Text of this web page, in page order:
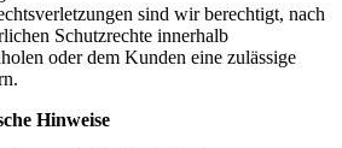
sind wir berechtigt, nach
Schutzrechte innerhalb
oder dem Kunden eine zulässige
Hinweise